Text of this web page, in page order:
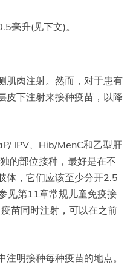
毫升(见下文)。
肌肉注射。然而，对于患有
皮下注射来接种疫苗，以降
IPV、Hib/MenC和乙型肝
的部位接种，最好是在不
体，它们应该至少分开2.5
见第11章常规儿童免疫接
苗同时注射，可以在之前
明接种每种疫苗的地点。